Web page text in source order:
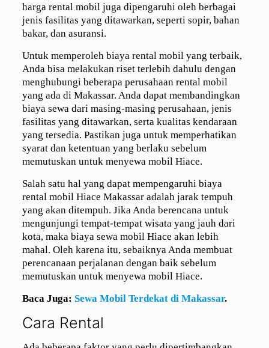
harga rental mobil juga dipengaruhi oleh berbagai
jenis fasilitas yang ditawarkan, seperti sopir, bahan
bakar, dan asuransi.
Untuk memperoleh biaya rental mobil yang terbaik,
Anda bisa melakukan riset terlebih dahulu dengan
menghubungi beberapa perusahaan rental mobil
yang ada di Makassar. Anda dapat membandingkan
biaya sewa dari masing-masing perusahaan, jenis
fasilitas yang ditawarkan, serta kualitas kendaraan
yang tersedia. Pastikan juga untuk memperhatikan
syarat dan ketentuan yang berlaku sebelum
memutuskan untuk menyewa mobil Hiace.
Salah satu hal yang dapat mempengaruhi biaya
rental mobil Hiace Makassar adalah jarak tempuh
yang akan ditempuh. Jika Anda berencana untuk
mengunjungi tempat-tempat wisata yang jauh dari
kota, maka biaya sewa mobil Hiace akan lebih
mahal. Oleh karena itu, sebaiknya Anda membuat
perencanaan perjalanan dengan baik sebelum
memutuskan untuk menyewa mobil Hiace.
Baca Juga: Sewa Mobil Terdekat di Makassar.
Cara Rental